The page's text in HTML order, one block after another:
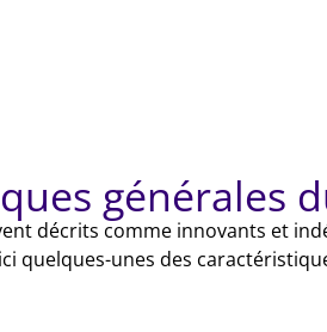
générales
décrits comme innovants et
quelques-unes des